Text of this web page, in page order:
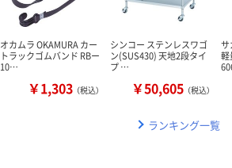
オカムラ OKAMURA カー
トラックゴムバンド RBー
10…
￥1,303 （税込）
シンコー ステンレスワゴ
ン(SUS430) 天地2段タイ
プ …
￥50,605 （税込）
サ
軽
ランキング一覧